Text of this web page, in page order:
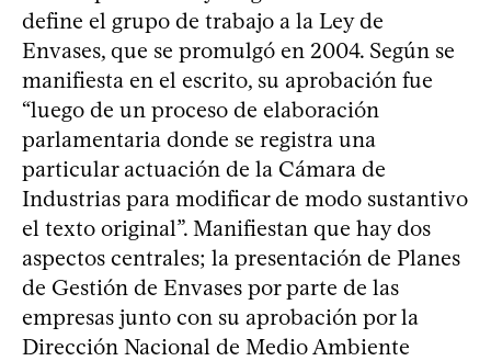
define el grupo de trabajo a la Ley de
Envases, que se promulgó en 2004. Según se
manifiesta en el escrito, su aprobación fue
“luego de un proceso de elaboración
parlamentaria donde se registra una
particular actuación de la Cámara de
Industrias para modificar de modo sustantivo
el texto original”. Manifiestan que hay dos
aspectos centrales; la presentación de Planes
de Gestión de Envases por parte de las
empresas junto con su aprobación por la
Dirección Nacional de Medio Ambiente